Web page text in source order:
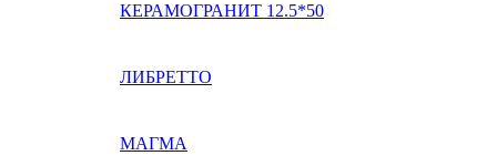
КЕРАМОГРАНИТ 12.5*50
ЛИБРЕТТО
МАГМА